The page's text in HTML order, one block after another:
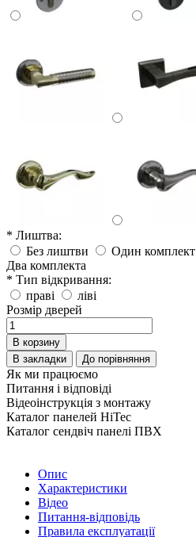
* Лиштва:
Без лиштви
Один комплект
Два комплекта
* Тип відкривання:
праві
ліві
Розмір дверей
В корзину
В закладки
До порівняння
Як ми працюємо
Питання і відповіді
Відеоінструкція з монтажу
Каталог панелей HiTec
Каталог сендвіч панелі ПВХ
Опис
Характеристики
Відео
Питання-відповідь
Правила експлуатації